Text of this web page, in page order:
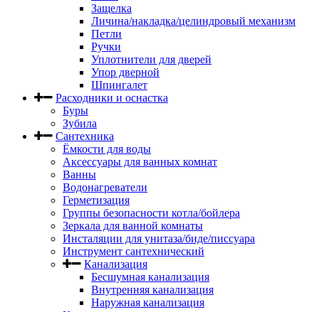
Защелка
Личина/накладка/целиндровый механизм
Петли
Ручки
Уплотнители для дверей
Упор дверной
Шпингалет
Расходники и оснастка
Буры
Зубила
Сантехника
Ёмкости для воды
Аксессуары для ванных комнат
Ванны
Водонагреватели
Герметизация
Группы безопасности котла/бойлера
Зеркала для ванной комнаты
Инсталяции для унитаза/биде/писсуара
Инструмент сантехнический
Канализация
Бесшумная канализация
Внутренняя канализация
Наружная канализация